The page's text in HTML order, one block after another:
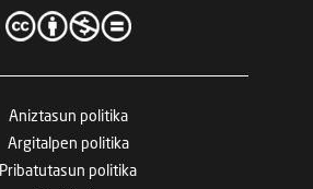
Aniztasun politika
Argitalpen politika
Pribatutasun politika